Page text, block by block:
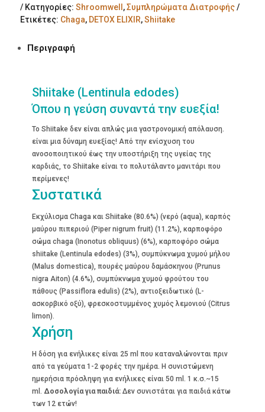
Κατηγορίες: Shroomwell ,Συμπληρώματα Διατροφής
Ετικέτες: Chaga, DETOX ELIXIR,Shiitake
Περιγραφή
Shiitake (Lentinula edodes)
Όπου η γεύση συναντά την ευεξία!
Το Shiitake δεν είναι απλώς μια γαστρονομική απόλαυση.
είναι μια δύναμη ευεξίας! Από την ενίσχυση του
ανοσοποιητικού έως την υποστήριξη της υγείας της
καρδιάς, το Shiitake είναι το πολυτάλαντο μανιτάρι που
περίμενες!
Συστατικά
Εκχύλισμα Chaga και Shiitake (80.6%) (νερό (aqua), καρπός
μαύρου πιπεριού (Piper nigrum fruit) (11.2%), καρποφόρο
σώμα chaga (Inonotus obliquus) (6%), καρποφόρο σώμα
shiitake (Lentinula edodes) (3%), συμπύκνωμα χυμού μήλου
(Malus domestica), πουρές μαύρου δαμάσκηνου (Prunus
nigra Aiton) (4.6%), συμπύκνωμα χυμού φρούτου του
πάθους (Passiflora edulis) (2%), αντιοξειδωτικό (L-
ασκορβικό οξύ), φρεσκοστυμμένος χυμός λεμονιού (Citrus
limon).
Χρήση
Η δόση για ενήλικες είναι 25 ml που καταναλώνονται πριν
από τα γεύματα 1-2 φορές την ημέρα. Η συνιστώμενη
ημερήσια πρόσληψη για ενήλικες είναι 50 ml. 1 κ.σ.~15
ml. Δοσολογία για παιδιά:Δεν συνιστάται για παιδιά κάτω
των 12 ετών!